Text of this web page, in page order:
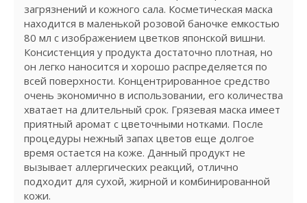
загрязнений и кожного сала. Косметическая маска
находится в маленькой розовой баночке емкостью
80 мл с изображением цветков японской вишни.
Консистенция у продукта достаточно плотная, но
он легко наносится и хорошо распределяется по
всей поверхности. Концентрированное средство
очень экономично в использовании, его количества
хватает на длительный срок. Грязевая маска имеет
приятный аромат с цветочными нотками. После
процедуры нежный запах цветов еще долгое
время остается на коже. Данный продукт не
вызывает аллергических реакций, отлично
подходит для сухой, жирной и комбинированной
кожи.